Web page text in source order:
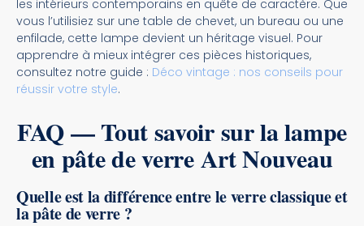
les intérieurs contemporains en quête de caractère. Que
vous l’utilisiez sur une table de chevet, un bureau ou une
enfilade, cette lampe devient un héritage visuel. Pour
apprendre à mieux intégrer ces pièces historiques,
consultez notre guide : Déco vintage : nos conseils pour
réussir votre style.
FAQ — Tout savoir sur la lampe
en pâte de verre Art Nouveau
Quelle est la différence entre le verre classique et
la pâte de verre ?